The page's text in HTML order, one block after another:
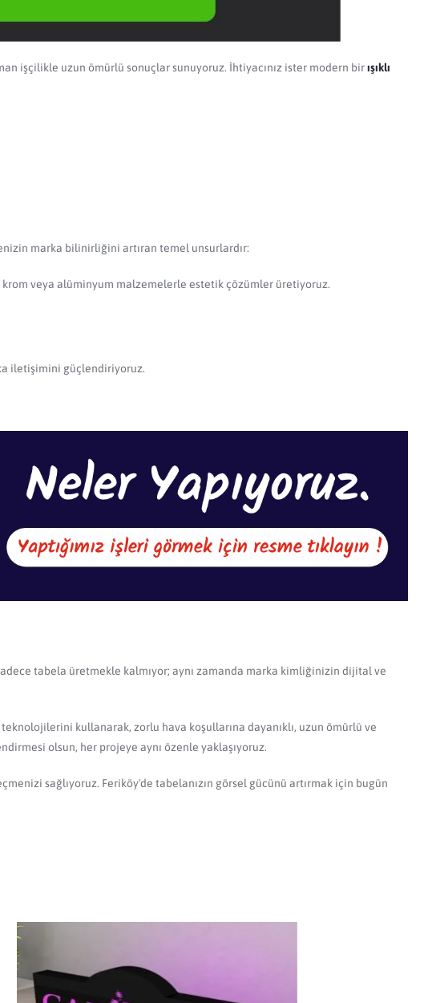
işçilikle uzun ömürlü sonuçlar sunuyoruz. İhtiyacınız ister modern birışıklı
marka bilinirliğini artıran temel unsurlardır:
krom veya alüminyum malzemelerle estetik çözümler üretiyoruz.
iletişimini güçlendiriyoruz.
tabela üretmekle kalmıyor; aynı zamanda marka kimliğinizin dijital ve
kullanarak, zorlu hava koşullarına dayanıklı, uzun ömürlü ve
olsun, her projeye aynı özenle yaklaşıyoruz.
sağlıyoruz. Feriköy'de tabelanızın görsel gücünü artırmak için bugün